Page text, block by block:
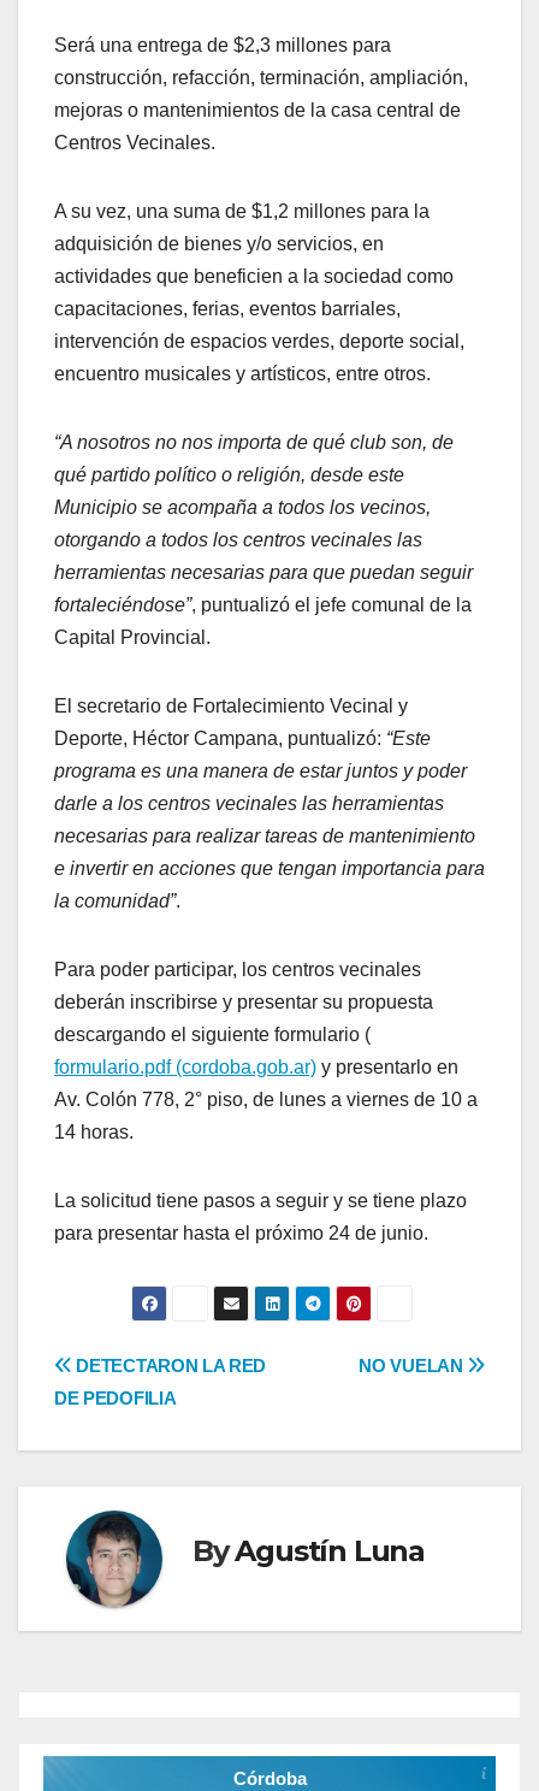
Será una entrega de $2,3 millones para
construcción, refacción, terminación, ampliación,
mejoras o mantenimientos de la casa central de
Centros Vecinales.
A su vez, una suma de $1,2 millones para la
adquisición de bienes y/o servicios, en
actividades que beneficien a la sociedad como
capacitaciones, ferias, eventos barriales,
intervención de espacios verdes, deporte social,
encuentro musicales y artísticos, entre otros.
“A nosotros no nos importa de qué club son, de
qué partido político o religión, desde este
Municipio se acompaña a todos los vecinos,
otorgando a todos los centros vecinales las
herramientas necesarias para que puedan seguir
fortaleciéndose”, puntualizó el jefe comunal de la
Capital Provincial.
El secretario de Fortalecimiento Vecinal y
Deporte, Héctor Campana, puntualizó: “Este
programa es una manera de estar juntos y poder
darle a los centros vecinales las herramientas
necesarias para realizar tareas de mantenimiento
e invertir en acciones que tengan importancia para
la comunidad”.
Para poder participar, los centros vecinales
deberán inscribirse y presentar su propuesta
descargando el siguiente formulario (
formulario.pdf (cordoba.gob.ar) y presentarlo en
Av. Colón 778, 2° piso, de lunes a viernes de 10 a
14 horas.
La solicitud tiene pasos a seguir y se tiene plazo
para presentar hasta el próximo 24 de junio.
Navegación
NO VUELAN
DETECTARON LA RED
DE PEDOFILIA
ByAgustín Luna
Córdoba